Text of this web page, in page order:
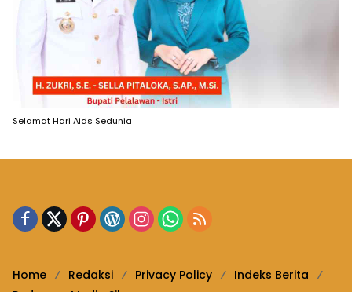
Selamat Hari Aids Sedunia
Home Redaksi Privacy Policy
Indeks Berita